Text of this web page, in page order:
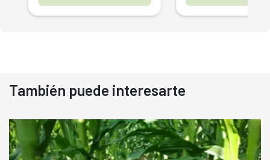
También puede interesarte